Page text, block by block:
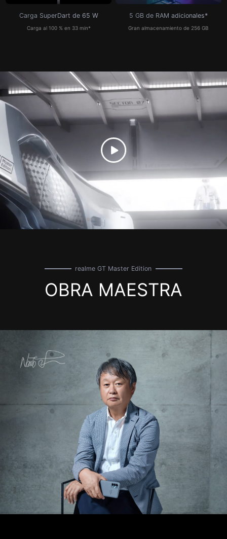
Carga SuperDart de 65 W
Carga al 100 % en 33 min*
5 GB de RAM adicionales*
Gran almacenamientode 256 GB
realme GT Master Edition
OBRA MAESTRA